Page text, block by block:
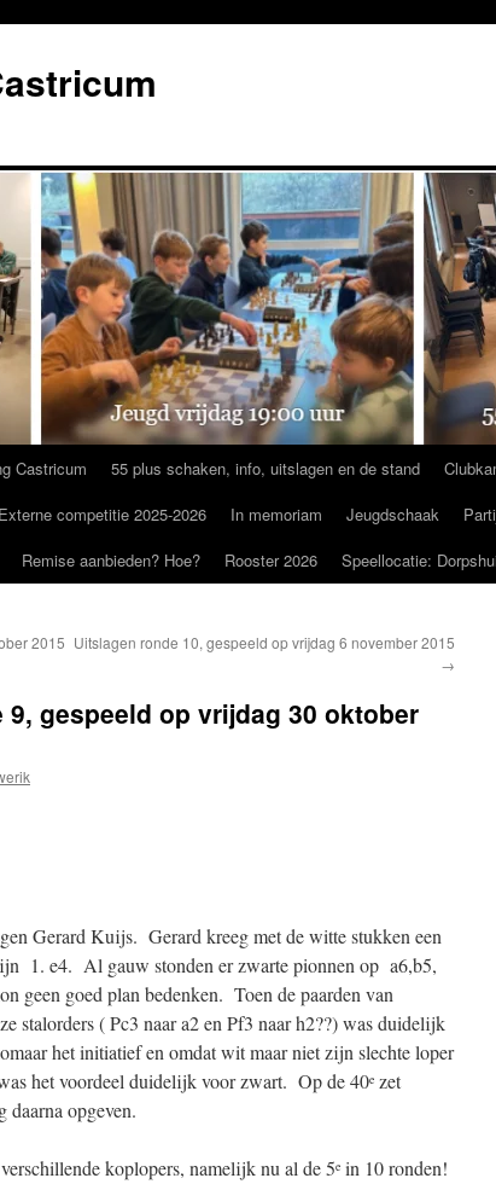
Castricum 55 plus schaken, info, uitslagen en de stand
Externe competitie 2025-2026 In memoriam Jeugdschaak
Remise aanbieden? Hoe? Rooster 2026 Speellocatie:
2015 Uitslagen ronde 10, gespeeld op vrijdag 6 november 2015
→
gespeeld op vrijdag 30 oktober
Gerard Kuijs. Gerard kreeg met de witte stukken een
1. e4. Al gauw stonden er zwarte pionnen op a6,b5,
geen goed plan bedenken. Toen de paarden van
stalorders ( Pc3 naar a2 en Pf3 naar h2??) was duidelijk
het initiatief en omdat wit maar niet zijn slechte loper
het voordeel duidelijk voor zwart. Op de 40e zet
opgeven.
koplopers, namelijk nu al de 5e in 10 ronden!